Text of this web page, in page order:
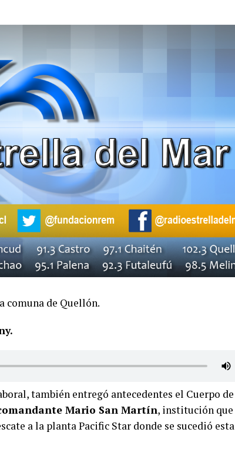
comuna de Quellón.
también entregó antecedentes el Cuerpo de
Mario San Martín, institución que
a la planta Pacific Star donde se sucedió esta